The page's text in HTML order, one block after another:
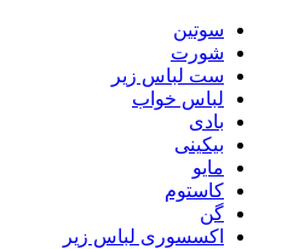
سوتین
شورت
ست لباس زیر
لباس خواب
بادی
بیکینی
مایو
کاستوم
گن
اکسسوری لباس زیر